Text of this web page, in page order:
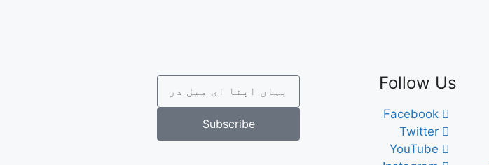
Follow Us
Facebook
Twitter
YouTube
Subscribe